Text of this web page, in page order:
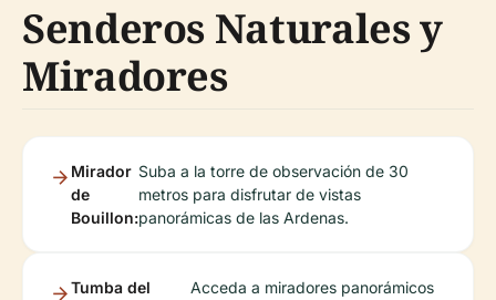
Senderos Naturales y
Miradores
Mirador
de
Bouillon:
Suba a la torre de observación de 30
metros para disfrutar de vistas
panorámicas de las Ardenas.
Tumba del
Acceda a miradores panorámicos